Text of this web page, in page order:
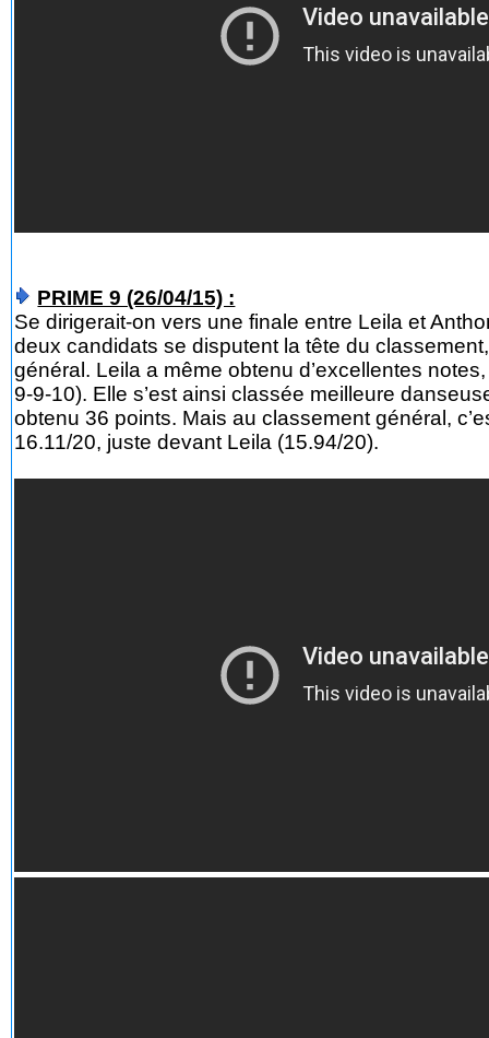
PRIME 9 (26/04/15) :
Se dirigerait-on vers une finale entre Leila et
deux candidats se disputent la tête du
général. Leila a même obtenu d’excellentes
9-9-10). Elle s’est ainsi classée meilleure
obtenu 36 points. Mais au classement général,
16.11/20, juste devant Leila (15.94/20).